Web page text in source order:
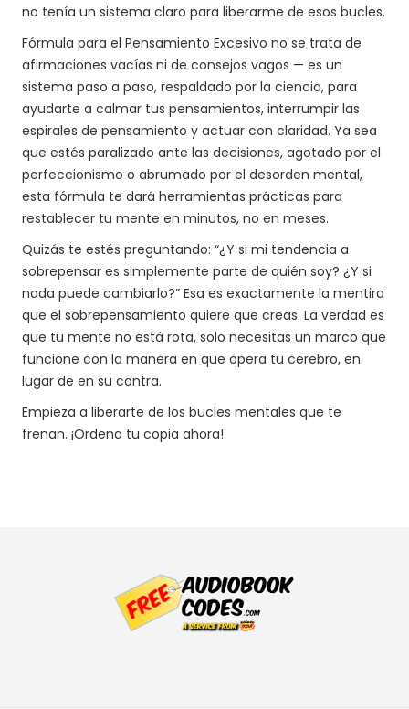
no tenía un sistema claro para liberarme de esos bucles.
Fórmula para el Pensamiento Excesivo no se trata de
afirmaciones vacías ni de consejos vagos — es un
sistema paso a paso, respaldado por la ciencia, para
ayudarte a calmar tus pensamientos, interrumpir las
espirales de pensamiento y actuar con claridad. Ya sea
que estés paralizado ante las decisiones, agotado por el
perfeccionismo o abrumado por el desorden mental,
esta fórmula te dará herramientas prácticas para
restablecer tu mente en minutos, no en meses.
Quizás te estés preguntando: “¿Y si mi tendencia a
sobrepensar es simplemente parte de quién soy? ¿Y si
nada puede cambiarlo?” Esa es exactamente la mentira
que el sobrepensamiento quiere que creas. La verdad es
que tu mente no está rota, solo necesitas un marco que
funcione con la manera en que opera tu cerebro, en
lugar de en su contra.
Empieza a liberarte de los bucles mentales que te
frenan. ¡Ordena tu copia ahora!